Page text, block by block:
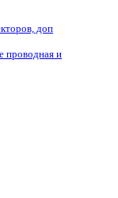
доп
проводная и